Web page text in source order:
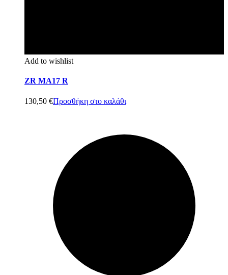
Add to wishlist
ZR MA17 R
130,50 €Προσθήκη στο καλάθι